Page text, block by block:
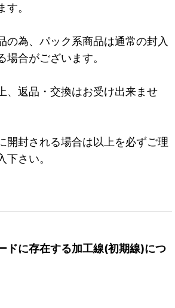
。
の為、パック系商品は通常の封入
合がございます。
、返品・交換はお受け出来ませ
開封される場合は以上を必ずご理
さい。
ドに存在する加工線(初期線)につ